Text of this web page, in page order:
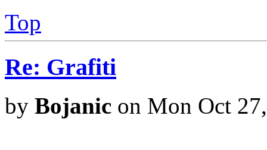
Top
Re: Grafiti
by Bojanic on Mon Oct